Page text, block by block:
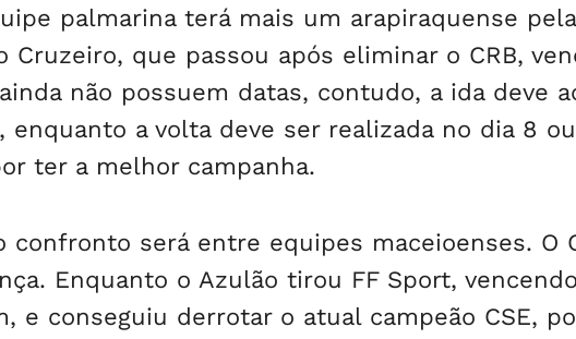
palmarina terá mais um arapiraquense
Cruzeiro, que passou após eliminar o CRB,
não possuem datas, contudo, a ida deve
a volta deve ser realizada no dia 8
ter a melhor campanha.
confronto será entre equipes maceioenses. O
Enquanto o Azulão tirou FF Sport,
e conseguiu derrotar o atual campeão CSE,